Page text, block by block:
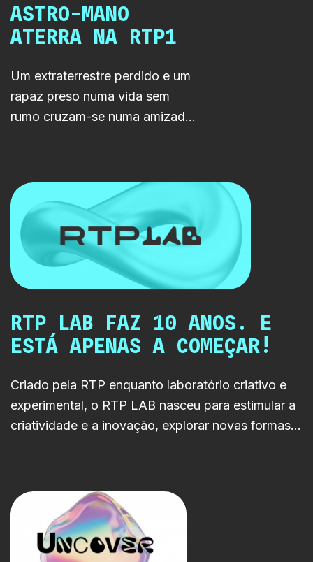
ASTRO-MANO
ATERRA NA RTP1
Um extraterrestre perdido e um
rapaz preso numa vida sem
rumo cruzam-se numa amizade
LAB para a RTP1.
RTP LAB FAZ 10 ANOS. E
ESTÁ APENAS A COMEÇAR!
Criado pela RTP enquanto laboratório criativo e
experimental, o RTP LAB nasceu para estimular a
criatividade e a inovação, explorar novas formas